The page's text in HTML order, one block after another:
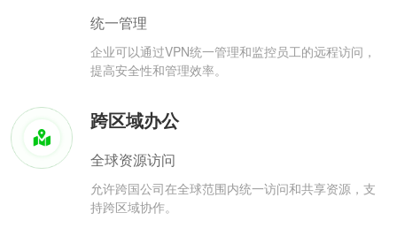
统一管理
企业可以通过VPN统一管理和监控员工的远程访问，
提高安全性和管理效率。
跨区域办公
全球资源访问
允许跨国公司在全球范围内统一访问和共享资源，支
持跨区域协作。